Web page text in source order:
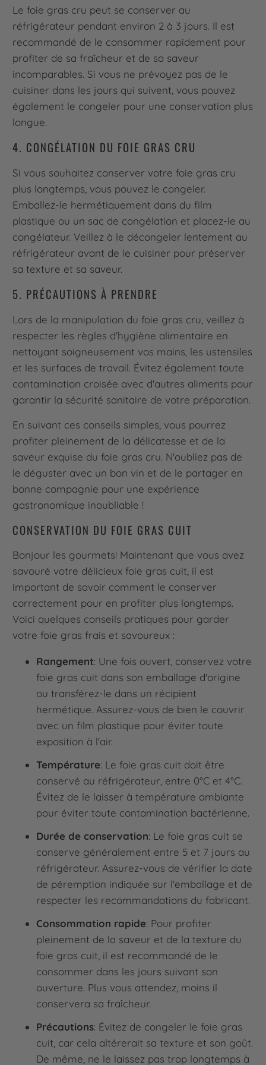
Le foie gras cru peut se conserver au
réfrigérateur pendant environ 2 à 3 jours. Il est
recommandé de le consommer rapidement pour
profiter de sa fraîcheur et de sa saveur
incomparables. Si vous ne prévoyez pas de le
cuisiner dans les jours qui suivent, vous pouvez
également le congeler pour une conservation plus
longue.
4. CONGÉLATION DU FOIE GRAS CRU
Si vous souhaitez conserver votre foie gras cru
plus longtemps, vous pouvez le congeler.
Emballez-le hermétiquement dans du film
plastique ou un sac de congélation et placez-le au
congélateur. Veillez à le décongeler lentement au
réfrigérateur avant de le cuisiner pour préserver
sa texture et sa saveur.
5. PRÉCAUTIONS À PRENDRE
Lors de la manipulation du foie gras cru, veillez à
respecter les règles d'hygiène alimentaire en
nettoyant soigneusement vos mains, les ustensiles
et les surfaces de travail. Évitez également toute
contamination croisée avec d'autres aliments pour
garantir la sécurité sanitaire de votre préparation.
En suivant ces conseils simples, vous pourrez
profiter pleinement de la délicatesse et de la
saveur exquise du foie gras cru. N'oubliez pas de
le déguster avec un bon vin et de le partager en
bonne compagnie pour une expérience
gastronomique inoubliable !
CONSERVATION DU FOIE GRAS CUIT
Bonjour les gourmets! Maintenant que vous avez
savouré votre délicieux foie gras cuit, il est
important de savoir comment le conserver
correctement pour en profiter plus longtemps.
Voici quelques conseils pratiques pour garder
votre foie gras frais et savoureux :
Rangement: Une fois ouvert, conservez votre
foie gras cuit dans son emballage d'origine
ou transférez-le dans un récipient
hermétique. Assurez-vous de bien le couvrir
avec un film plastique pour éviter toute
exposition à l'air.
Température: Le foie gras cuit doit être
conservé au réfrigérateur, entre 0°C et 4°C.
Évitez de le laisser à température ambiante
pour éviter toute contamination bactérienne.
Durée de conservation: Le foie gras cuit se
conserve généralement entre 5 et 7 jours au
réfrigérateur. Assurez-vous de vérifier la date
de péremption indiquée sur l'emballage et de
respecter les recommandations du fabricant.
Consommation rapide: Pour profiter
pleinement de la saveur et de la texture du
foie gras cuit, il est recommandé de le
consommer dans les jours suivant son
ouverture. Plus vous attendez, moins il
conservera sa fraîcheur.
Précautions: Évitez de congeler le foie gras
cuit, car cela altérerait sa texture et son goût.
De même, ne le laissez pas trop longtemps à